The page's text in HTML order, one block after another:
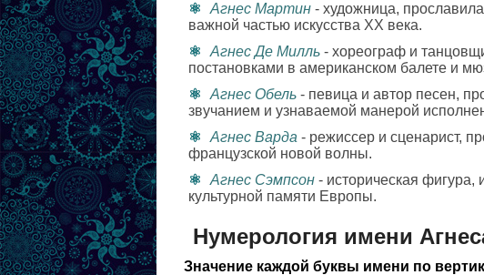
Агнес Мартин - художница,
важной частью искусства XX века.
Агнес Де Милль - хореограф и
постановками в американском балете и
Агнес Обель - певица и автор песен,
звучанием и узнаваемой манерой
Агнес Варда - режиссер и сценарист,
французской новой волны.
Агнес Сэмпсон - историческая
культурной памяти Европы.
Нумерология имени
Значение каждой буквы имени по